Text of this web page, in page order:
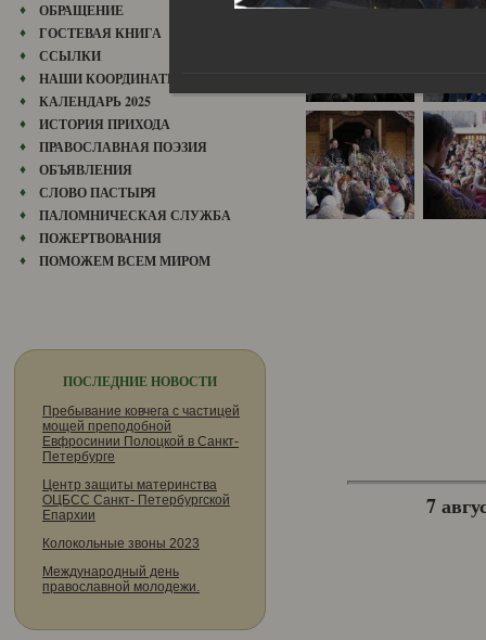
ОБРАЩЕНИЕ
ГОСТЕВАЯ КНИГА
ССЫЛКИ
НАШИ КООРДИНАТЫ
КАЛЕНДАРЬ 2025
ИСТОРИЯ ПРИХОДА
ПРАВОСЛАВНАЯ ПОЭЗИЯ
ОБЪЯВЛЕНИЯ
СЛОВО ПАСТЫРЯ
ПАЛОМНИЧЕСКАЯ СЛУЖБА
ПОЖЕРТВОВАНИЯ
ПОМОЖЕМ ВСЕМ МИРОМ
ПОСЛЕДНИЕ НОВОСТИ
Пребывание ковчега с частицей
мощей преподобной
Евфросинии Полоцкой в Санкт-
Петербурге
Центр защиты материнства
ОЦБСС Санкт- Петербургской
Епархии
Колокольные звоны 2023
Международный день
православной молодежи.
7